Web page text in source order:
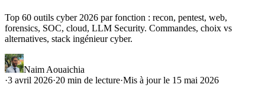
Top 60 outils cyber 2026 par fonction : recon, pentest, web,
forensics, SOC, cloud, LLM Security. Commandes, choix vs
alternatives, stack ingénieur cyber.
Naim Aouaichia
·3 avril 2026·20 min de lecture·Mis à jour le 15 mai 2026